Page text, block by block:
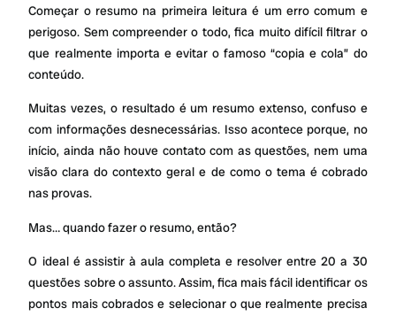
Começar o resumo na primeira leitura é um erro comum e
perigoso. Sem compreender o todo, fica muito difícil filtrar o
que realmente importa e evitar o famoso “copia e cola” do
conteúdo.
Muitas vezes, o resultado é um resumo extenso, confuso e
com informações desnecessárias. Isso acontece porque, no
início, ainda não houve contato com as questões, nem uma
visão clara do contexto geral e de como o tema é cobrado
nas provas.
Mas… quando fazer o resumo, então?
O ideal é assistir à aula completa e resolver entre 20 a 30
questões sobre o assunto. Assim, fica mais fácil identificar os
pontos mais cobrados e selecionar o que realmente precisa